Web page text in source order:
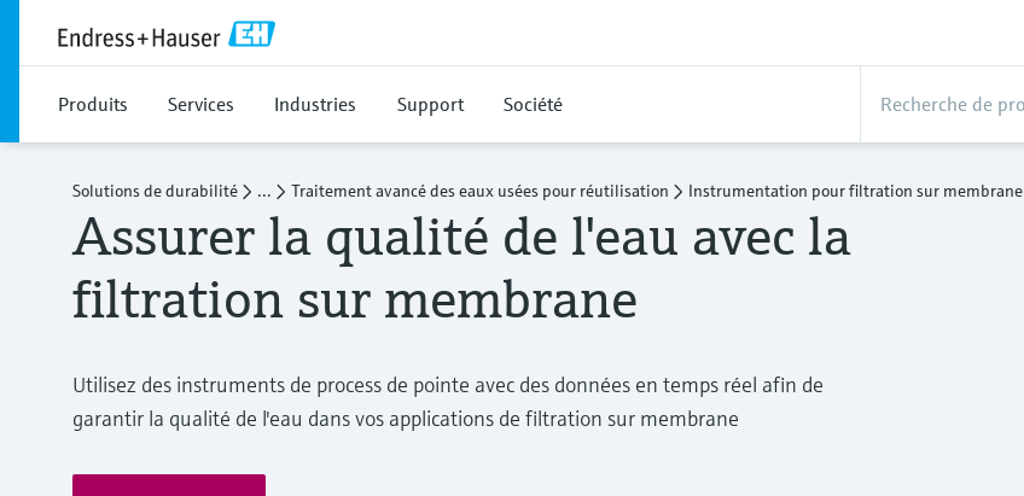
Produits Services Industries Support Société
Solutions de durabilité ... Traitement avancé des eaux usées pour réutilisation Instrumentation pour filtration sur membrane
Assurer la qualité de l'eau avec la
filtration sur membrane
Utilisez des instruments de process de pointe avec des données en temps réel afin de
garantir la qualité de l'eau dans vos applications de filtration sur membrane